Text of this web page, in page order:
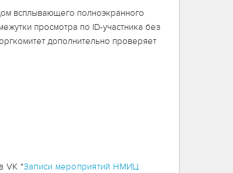
всплывающего полноэкранного
просмотра по ID-участника без
дополнительно проверяет
VK "Записи мероприятий НМИЦ